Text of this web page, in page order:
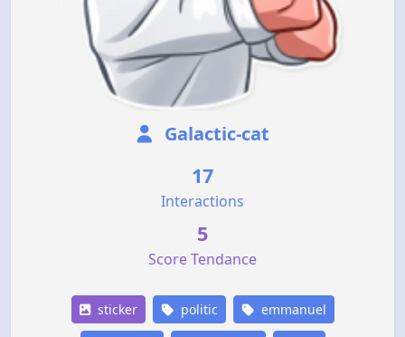
Galactic-cat
17
Interactions
5
Score Tendance
sticker politic emmanuel